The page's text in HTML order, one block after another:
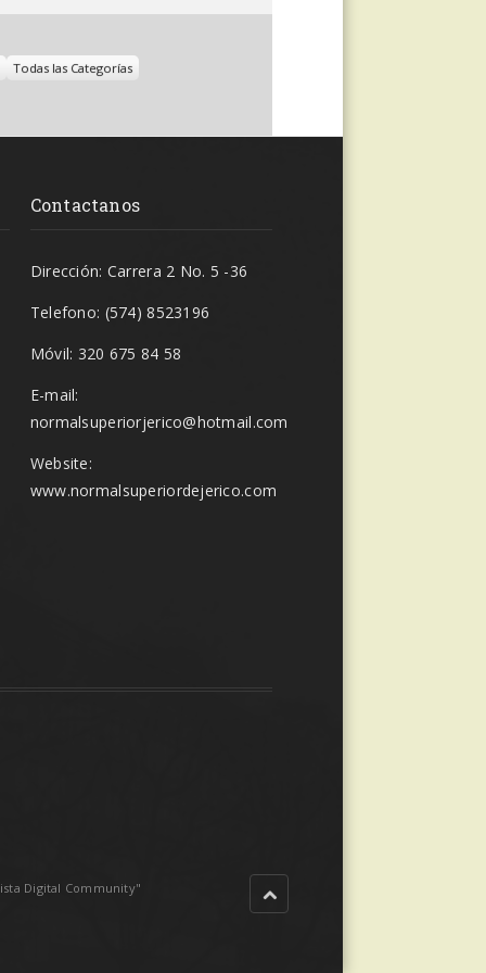
Todas las Categorías
Contactanos
Dirección: Carrera 2 No. 5 -36
Telefono: (574) 8523196
Móvil: 320 675 84 58
E-mail:
normalsuperiorjerico@hotmail.com
Website:
www.normalsuperiordejerico.com
Digital Community"